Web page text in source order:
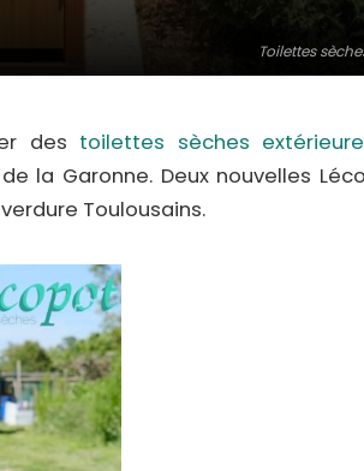
Toilettes
des toilettes sèches
la Garonne. Deux nouvelles
Toulousains.